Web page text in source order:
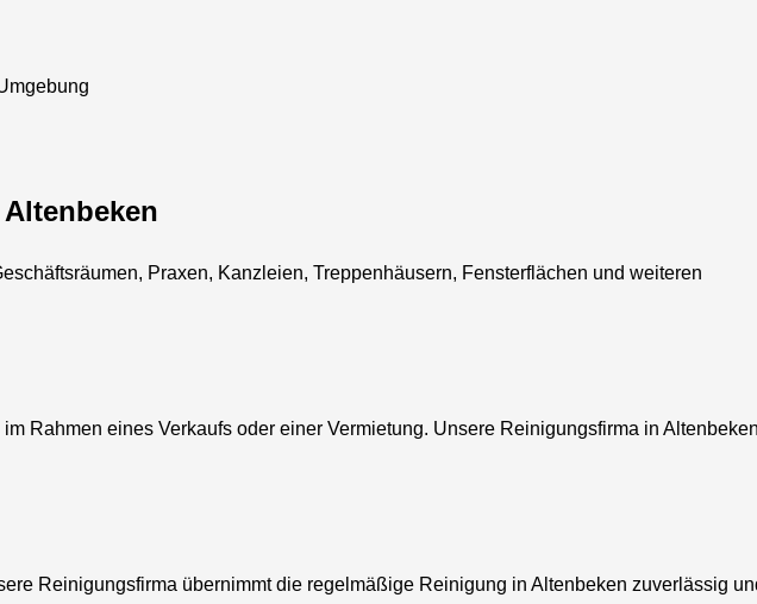
Praxen, Kanzleien, Treppenhäusern, Fensterflächen und weiteren
Rahmen eines Verkaufs oder einer Vermietung. Unsere Reinigungsfirma in
Reinigungsfirma übernimmt die regelmäßige Reinigung in Altenbeken zuverlässig